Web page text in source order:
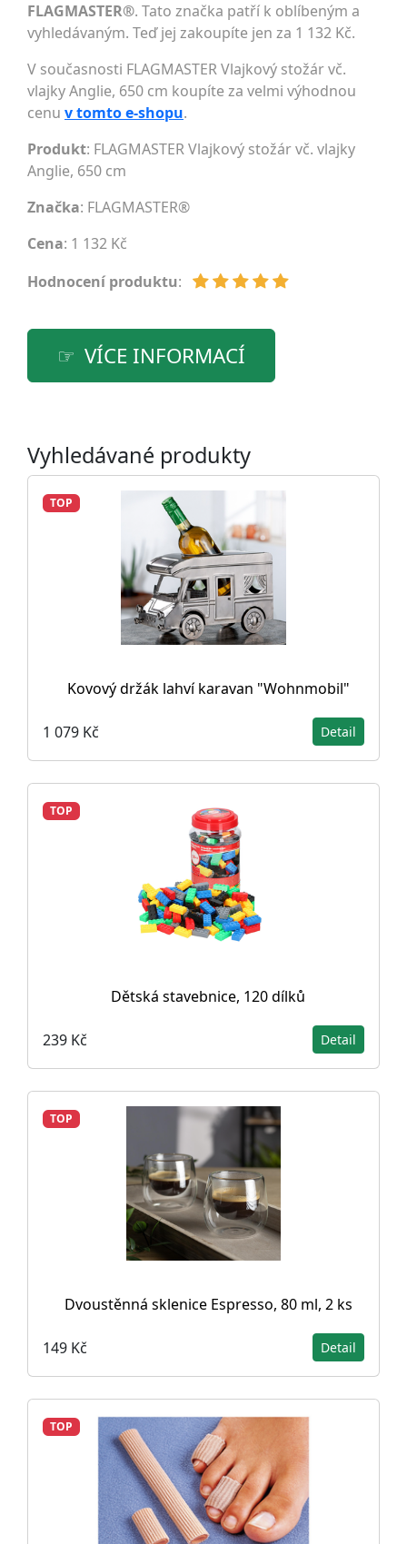
FLAGMASTER®. Tato značka patří k oblíbeným a
vyhledávaným. Teď jej zakoupíte jen za 1 132 Kč.
V současnosti FLAGMASTER Vlajkový stožár vč.
vlajky Anglie, 650 cm koupíte za velmi výhodnou
cenu v tomto e-shopu.
Produkt: FLAGMASTER Vlajkový stožár vč. vlajky
Anglie, 650 cm
Značka: FLAGMASTER®
Cena: 1 132 Kč
Hodnocení produktu:
VÍCE INFORMACÍ
Vyhledávané produkty
TOP
Kovový držák lahví karavan "Wohnmobil"
1 079 Kč Detail
TOP
Dětská stavebnice, 120 dílků
239 Kč Detail
TOP
Dvoustěnná sklenice Espresso, 80 ml, 2 ks
149 Kč Detail
TOP